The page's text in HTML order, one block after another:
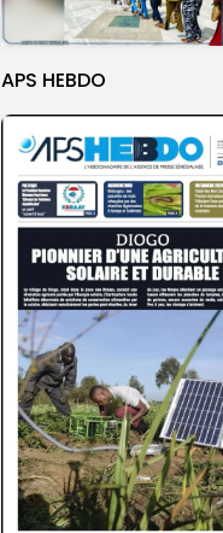
APS HEBDO